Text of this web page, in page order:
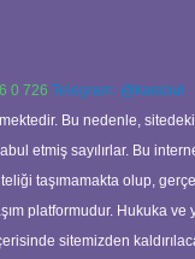
0 726 Telegram: @karabul
Bu nedenle,
etmiş sayılırlar. Bu
taşımamakta olup,
platformudur. Hukuka ve
sitemizden